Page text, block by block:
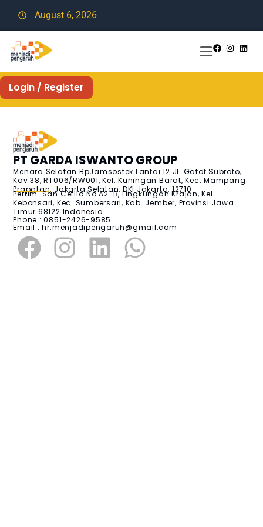
August 6, 2026
Login / Register
PT GARDA ISWANTO GROUP
Menara Selatan BpJamsostek Lantai 12 Jl. Gatot Subroto,
Kav.38, RT006/RW001, Kel. Kuningan Barat, Kec. Mampang
Prapatan, Jakarta Selatan, DKI Jakarta, 12710
Perum. San Cefila No.A2-B, Lingkungan Krajan, Kel.
Kebonsari, Kec. Sumbersari, Kab. Jember, Provinsi Jawa
Timur 68122 Indonesia
Phone : 0851-2426-9585
Email :hr.menjadipengaruh@gmail.com